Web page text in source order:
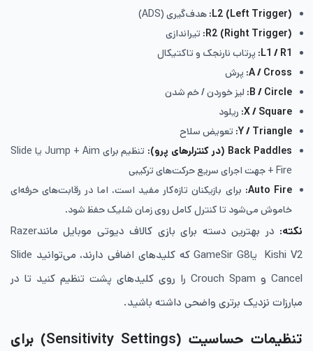
L2 (Left Trigger)
: هدف‌گیری (ADS)
R2 (Right Trigger)
: تیراندازی
L1 / R1
: پرتاب نارنجک و تاکتیکال
A / Cross
: پرش
B / Circle
: لیز خوردن / خم شدن
X / Square
: ریلود
Y / Triangle
: تعویض سلاح
Back Paddles (در کنترلرهای پرو):
تنظیم برای Jump + Aim یا Slide
+ Fire جهت اجرای سریع حرکت‌های ترکیبی
Auto Fire
: برای بازیکنان تازه‌کار مفید است، اما در رقابت‌های حرفه‌ای
خاموش می‌شود تا کنترل کامل روی زمان شلیک حفظ شود.
نکته:
در بهترین دسته برای بازی کالاف دیوتی موبایل مانندRazer
Kishi V2 یاGameSir G8 که کلیدهای اضافی دارند، می‌توانید Slide
Cancel و Crouch Spam را روی کلیدهای پشت تنظیم کنید تا در
مبارزات نزدیک برتری واضحی داشته باشید.
تنظیمات حساسیت (Sensitivity Settings) برای